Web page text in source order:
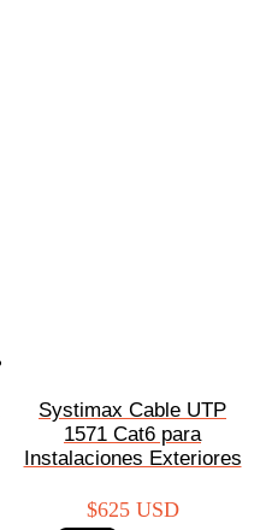
Systimax Cable UTP
1571 Cat6 para
Instalaciones Exteriores
$625 USD